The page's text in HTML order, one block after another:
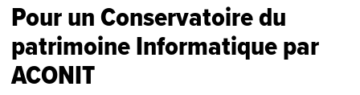
Pour un Conservatoire du
patrimoine Informatique par
ACONIT